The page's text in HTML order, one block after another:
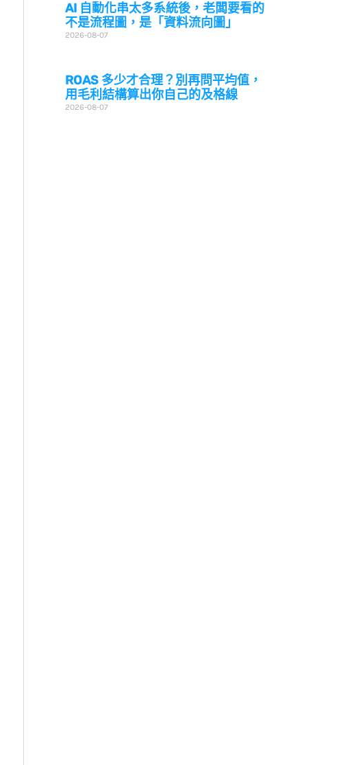
AI 自動化串太多系統後，老闆要看的
不是流程圖，是「資料流向圖」
2026-08-07
ROAS 多少才合理？別再問平均值，
用毛利結構算出你自己的及格線
2026-08-07